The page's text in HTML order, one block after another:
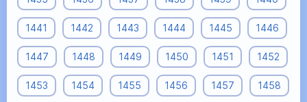
1441 1442 1443 1444 1445 1446
1447 1448 1449 1450 1451 1452
1453 1454 1455 1456 1457 1458